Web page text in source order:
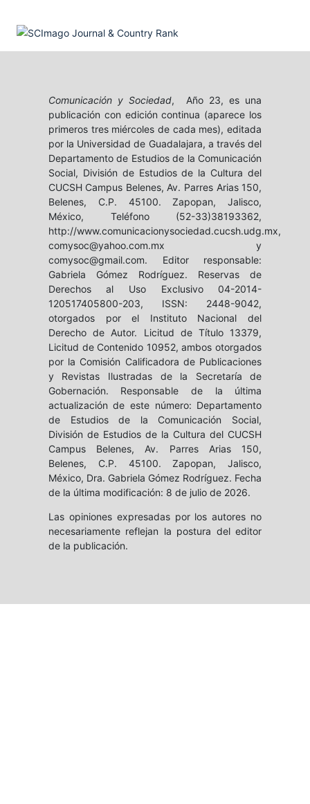
Comunicación y Sociedad, Año 23, es una
publicación con edición continua (aparece los
primeros tres miércoles de cada mes), editada
por la Universidad de Guadalajara, a través del
Departamento de Estudios de la Comunicación
Social, División de Estudios de la Cultura del
CUCSH Campus Belenes, Av. Parres Arias 150,
Belenes, C.P. 45100. Zapopan, Jalisco,
México, Teléfono (52-33)38193362,
http://www.comunicacionysociedad.cucsh.udg.mx,
comysoc@yahoo.com.mx y
comysoc@gmail.com. Editor responsable:
Gabriela Gómez Rodríguez. Reservas de
Derechos al Uso Exclusivo 04-2014-
120517405800-203, ISSN: 2448-9042,
otorgados por el Instituto Nacional del
Derecho de Autor. Licitud de Título 13379,
Licitud de Contenido 10952, ambos otorgados
por la Comisión Calificadora de Publicaciones
y Revistas Ilustradas de la Secretaría de
Gobernación. Responsable de la última
actualización de este número: Departamento
de Estudios de la Comunicación Social,
División de Estudios de la Cultura del CUCSH
Campus Belenes, Av. Parres Arias 150,
Belenes, C.P. 45100. Zapopan, Jalisco,
México, Dra. Gabriela Gómez Rodríguez. Fecha
de la última modificación: 8 de julio de 2026.
Las opiniones expresadas por los autores no
necesariamente reflejan la postura del editor
de la publicación.